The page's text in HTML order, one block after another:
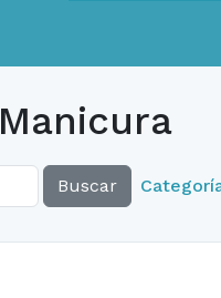
Manicura
Buscar